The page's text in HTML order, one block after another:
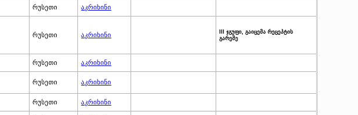
რუსეთი აკრიხინი
რუსეთი აკრიხინი
III ჯგუფი, გაიცემა რეცეპტის
გარეშე
რუსეთი აკრიხინი
რუსეთი აკრიხინი
რუსეთი აკრიხინი